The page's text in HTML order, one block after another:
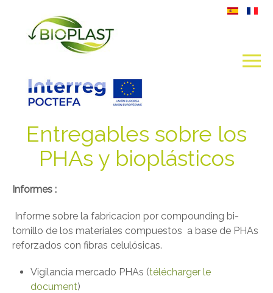
Entregables sobre los
PHAs y bioplásticos
Informes :
Informe sobre la fabricacion por compounding bi-
tornillo de los materiales compuestos a base de PHAs
reforzados con fibras celulósicas.
Vigilancia mercado PHAs (télécharger le
document)